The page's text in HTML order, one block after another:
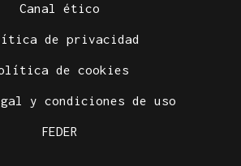
Canal ético
de privacidad
de cookies
y condiciones de uso
FEDER